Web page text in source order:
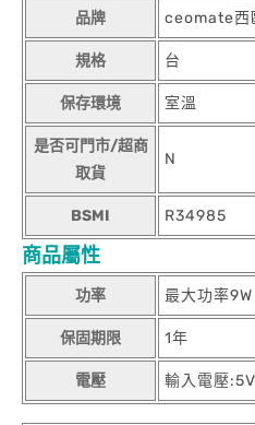
品牌 ceomate西
規格 台
保存環境 室溫
是否可門市/超商
取貨
N
BSMI R34985
商品屬性
功率 最大功率9W
保固期限 1年
電壓 輸入電壓:5V